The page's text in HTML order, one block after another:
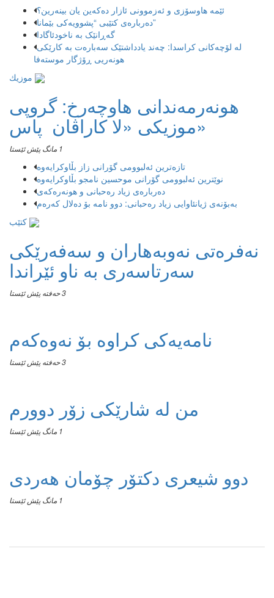
دەربارەی کتێبی “پشوویەکی بێمانا”
لە لۆچەکانی کراسدا: چەند یادداشتێک سەبارەت بە کارێکی
هونەرمەندانی هاوچەرخ: گروپی
موزیكی «لا كاراڤان پاس»
1 مانگ پێش ئێستا
نەفرەتی نەوبەهاران و سەفەرێکی
سەرتاسەری بە ناو ئێراندا
3 حەفتە پێش ئێستا
نامەیەکی کراوە بۆ نەوەکەم
3 حەفتە پێش ئێستا
من له‌ شارێکی زۆر دوورم
1 مانگ پێش ئێستا
دوو شیعری دکتۆر چۆمان هەردی
1 مانگ پێش ئێستا